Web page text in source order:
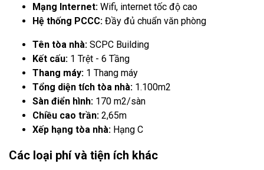
Mạng Internet: Wifi, internet tốc độ cao
Hệ thống PCCC: Đầy đủ chuẩn văn phòng
Tên tòa nhà: SCPC Building
Kết cấu: 1 Trệt - 6 Tầng
Thang máy: 1 Thang máy
Tổng diện tích tòa nhà: 1.100m2
Sàn điển hình: 170 m2/sàn
Chiều cao trần: 2,65m
Xếp hạng tòa nhà: Hạng C
Các loại phí và tiện ích khác